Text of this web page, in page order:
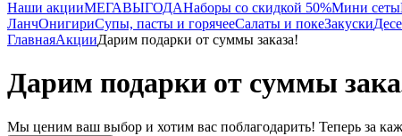
Наши акцииМЕГАВЫГОДАНаборы со скидкой 50%Мини сеты
ЛанчОнигириСупы, пасты и горячееСалаты и покеЗакуски
ГлавнаяАкцииДарим подарки от суммы заказа!
Дарим подарки от суммы
Мы ценим ваш выбор и хотим вас поблагодарить! Теперь за